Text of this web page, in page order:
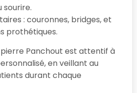
sourire.
: couronnes, bridges, et
prothétiques.
Panchout est attentif à
en veillant au
durant chaque